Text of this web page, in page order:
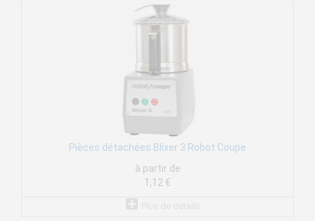
Pièces détachées Blixer 3 Robot Coupe
à partir de
1,12 €